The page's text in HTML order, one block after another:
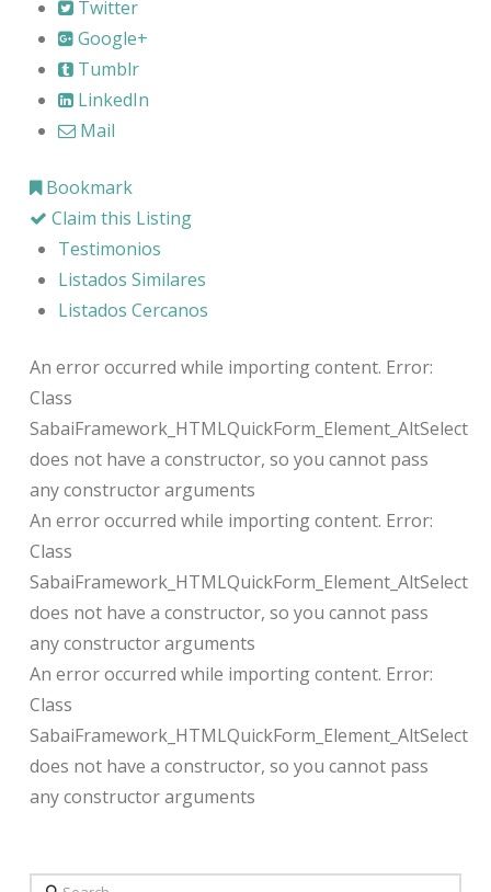
Twitter
Google+
Tumblr
LinkedIn
Mail
Bookmark
Claim this Listing
Testimonios
Listados Similares
Listados Cercanos
An error occurred while importing content. Error:
Class
SabaiFramework_HTMLQuickForm_Element_AltSelect
does not have a constructor, so you cannot pass
any constructor arguments
An error occurred while importing content. Error:
Class
SabaiFramework_HTMLQuickForm_Element_AltSelect
does not have a constructor, so you cannot pass
any constructor arguments
An error occurred while importing content. Error:
Class
SabaiFramework_HTMLQuickForm_Element_AltSelect
does not have a constructor, so you cannot pass
any constructor arguments